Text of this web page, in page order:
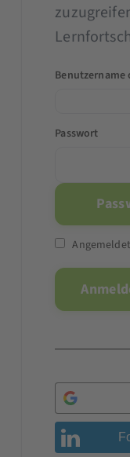
Benutzername
Passwort